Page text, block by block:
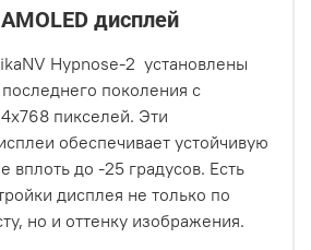
дисплей
Hypnose-2 установлены
поколения с
пикселей. Эти
обеспечивает устойчивую
вплоть до -25 градусов. Есть
дисплея не только по
но и оттенку изображения.